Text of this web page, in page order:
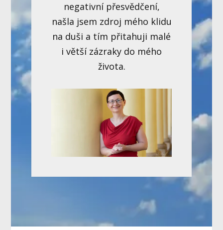
negativní přesvědčení,
našla jsem zdroj mého klidu
na duši a tím přitahuji malé
i větší zázraky do mého
života.